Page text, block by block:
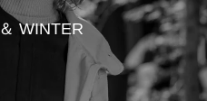
＆ WINTER